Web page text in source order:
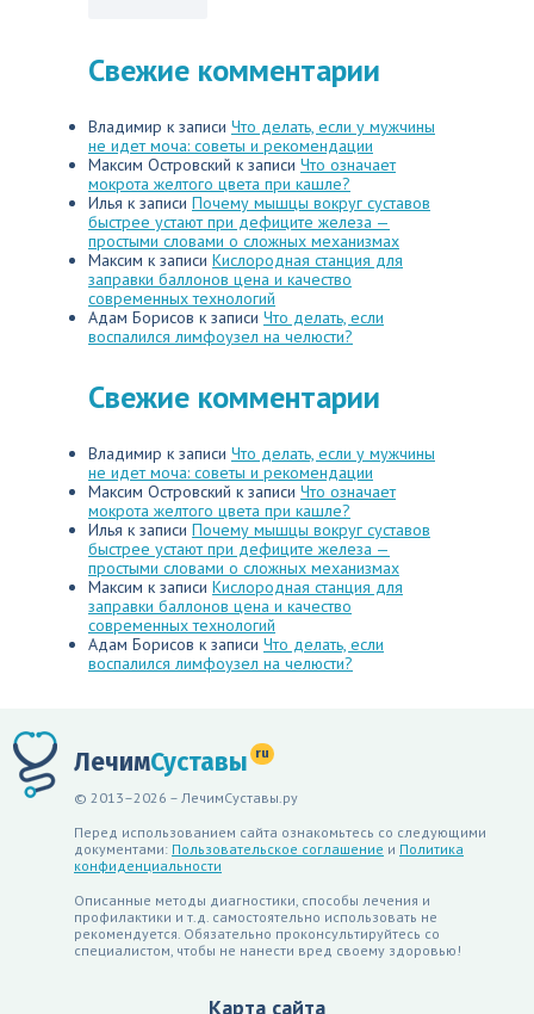
Свежие комментарии
Владимир к записи Что делать, если у мужчины
не идет моча: советы и рекомендации
Максим Островский к записи Что означает
мокрота желтого цвета при кашле?
Илья к записи Почему мышцы вокруг суставов
быстрее устают при дефиците железа —
простыми словами о сложных механизмах
Максим к записи Кислородная станция для
заправки баллонов цена и качество
современных технологий
Адам Борисов к записи Что делать, если
воспалился лимфоузел на челюсти?
Свежие комментарии
Владимир к записи Что делать, если у мужчины
не идет моча: советы и рекомендации
Максим Островский к записи Что означает
мокрота желтого цвета при кашле?
Илья к записи Почему мышцы вокруг суставов
быстрее устают при дефиците железа —
простыми словами о сложных механизмах
Максим к записи Кислородная станция для
заправки баллонов цена и качество
современных технологий
Адам Борисов к записи Что делать, если
воспалился лимфоузел на челюсти?
ЛечимСуставы ru
© 2013–2026 – ЛечимСуставы.ру
Перед использованием сайта ознакомьтесь со следующими
документами: Пользовательское соглашение и Политика
конфиденциальности
Описанные методы диагностики, способы лечения и
профилактики и т.д. самостоятельно использовать не
рекомендуется. Обязательно проконсультируйтесь со
специалистом, чтобы не нанести вред своему здоровью!
Карта сайта